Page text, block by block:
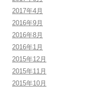
2017年4月
2016年9月
2016年8月
2016年1月
2015年12月
2015年11月
2015年10月